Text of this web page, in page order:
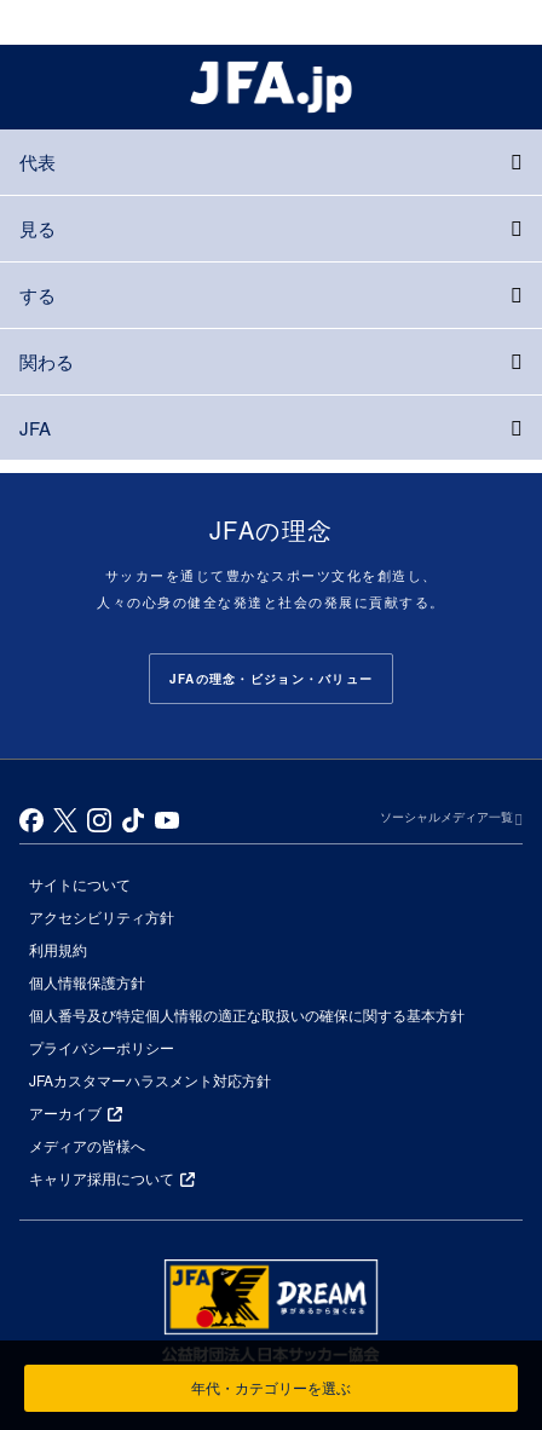
年代・カテゴリーを選ぶ
代表
見る
する
関わる
JFA
JFAの理念
サッカーを通じて豊かなスポーツ文化を創造し、
人々の心身の健全な発達と社会の発展に貢献する。
JFAの理念・ビジョン・バリュー
ソーシャルメディア一覧
サイトについて
アクセシビリティ方針
利用規約
個人情報保護方針
個人番号及び特定個人情報の適正な取扱いの確保に関する基本方針
プライバシーポリシー
JFAカスタマーハラスメント対応方針
アーカイブ
メディアの皆様へ
キャリア採用について
© Japan Football Association All Rights Reserved.